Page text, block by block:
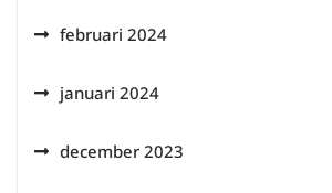
februari 2024
januari 2024
december 2023